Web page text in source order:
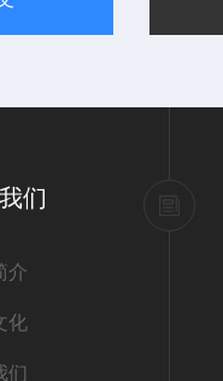
们
介
化
们